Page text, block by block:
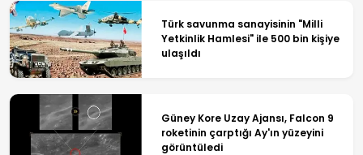
Türk savunma sanayisinin "Milli
Yetkinlik Hamlesi" ile 500 bin kişiye
ulaşıldı
Güney Kore Uzay Ajansı, Falcon 9
roketinin çarptığı Ay'ın yüzeyini
görüntüledi